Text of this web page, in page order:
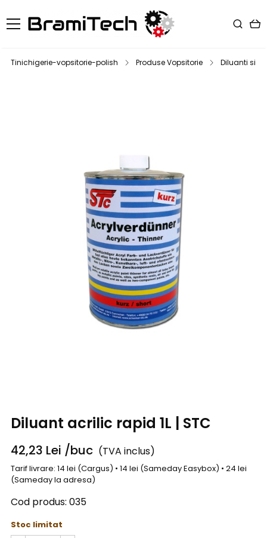
Tinichigerie-vopsitorie-polish Produse Vopsitorie Diluanti si
Diluant acrilic rapid 1L | STC
42,23 Lei /buc (TVA inclus)
Tarif livrare: 14 lei (Cargus) • 14 lei (Sameday Easybox) • 24 lei
(Sameday la adresa)
Cod produs: 035
Stoc limitat